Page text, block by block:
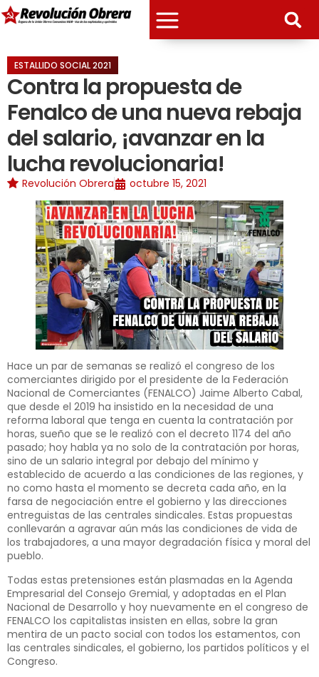
ESTALLIDO SOCIAL 2021
Contra la propuesta de
Fenalco de una nueva rebaja
del salario, ¡avanzar en la
lucha revolucionaria!
Revolución Obrera octubre 15, 2021
Hace un par de semanas se realizó el congreso de los
comerciantes dirigido por el presidente de la Federación
Nacional de Comerciantes (FENALCO) Jaime Alberto Cabal,
que desde el 2019 ha insistido en la necesidad de una
reforma laboral que tenga en cuenta la contratación por
horas, sueño que se le realizó con el decreto 1174 del año
pasado; hoy habla ya no solo de la contratación por horas,
sino de un salario integral por debajo del mínimo y
establecido de acuerdo a las condiciones de las regiones, y
no como hasta el momento se decreta cada año, en la
farsa de negociación entre el gobierno y las direcciones
entreguistas de las centrales sindicales. Estas propuestas
conllevarán a agravar aún más las condiciones de vida de
los trabajadores, a una mayor degradación física y moral del
pueblo.
Todas estas pretensiones están plasmadas en la Agenda
Empresarial del Consejo Gremial, y adoptadas en el Plan
Nacional de Desarrollo y hoy nuevamente en el congreso de
FENALCO los capitalistas insisten en ellas, sobre la gran
mentira de un pacto social con todos los estamentos, con
las centrales sindicales, el gobierno, los partidos políticos y el
Congreso.